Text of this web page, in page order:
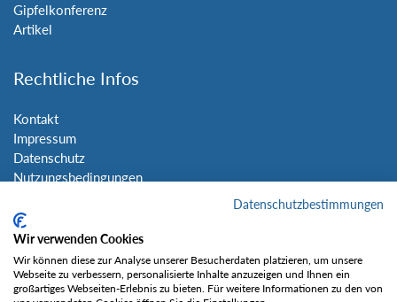
Gipfelkonferenz
Artikel
Rechtliche Infos
Kontakt
Impressum
Datenschutz
Nutzungsbedingungen
Social Media
Datenschutzbestimmungen
Wir verwenden Cookies
Wir können diese zur Analyse unserer Besucherdaten platzieren, um unsere
Webseite zu verbessern, personalisierte Inhalte anzuzeigen und Ihnen ein
großartiges Webseiten-Erlebnis zu bieten. Für weitere Informationen zu den von